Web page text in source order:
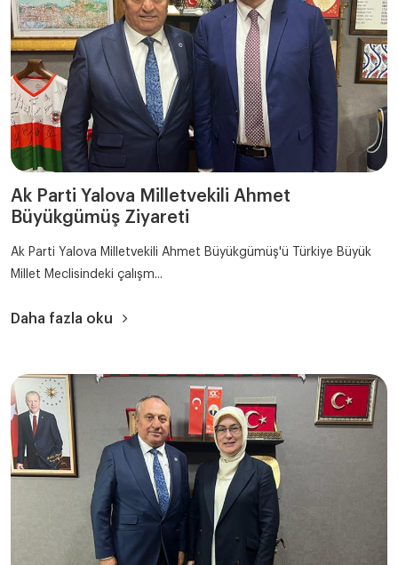
Ak Parti Yalova Milletvekili Ahmet
Büyükgümüş Ziyareti
Ak Parti Yalova Milletvekili Ahmet Büyükgümüş'ü Türkiye Büyük
Millet Meclisindeki çalışm...
Daha fazla oku